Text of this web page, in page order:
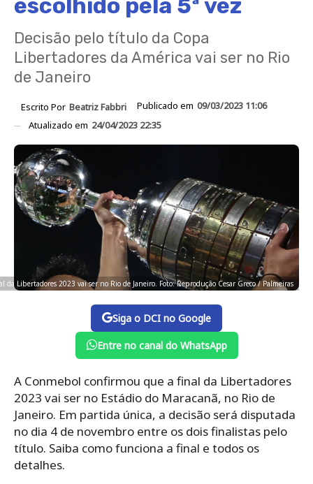
escolhido pela 5ª vez
Decisão pelo título da Copa
Libertadores da América vai ser no Rio
de Janeiro
Escrito Por Beatriz Fabbri Publicado em 09/03/2023 11:06
Atualizado em 24/04/2023 22:35
da Libertadores 2023 vai ser no Rio de Janeiro. Foto: Reprodução Cesar Greco / Palmeiras
Siga o DCI no Google
Entre no canal do WhatsApp
A Conmebol confirmou que a final da Libertadores
2023 vai ser no Estádio do Maracanã, no Rio de
Janeiro. Em partida única, a decisão será disputada
no dia 4 de novembro entre os dois finalistas pelo
título. Saiba como funciona a final e todos os
detalhes.